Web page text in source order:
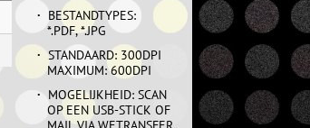
· BESTANDTYPES:
*.PDF, *.JPG
· STANDAARD: 300DPI
MAXIMUM: 600DPI
· MOGELIJKHEID: SCAN
OP EEN USB-STICK OF